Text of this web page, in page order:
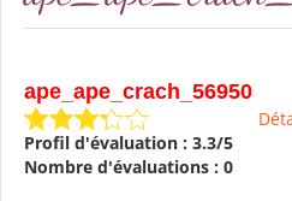
ape_ape_crach_56950
Profil d'évaluation : 3.3/5
Nombre d'évaluations : 0